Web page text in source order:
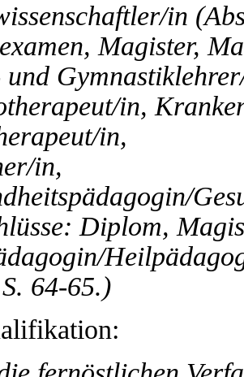
in
Magister,
und
in,
in,
in,
Diplom,
64-65.)